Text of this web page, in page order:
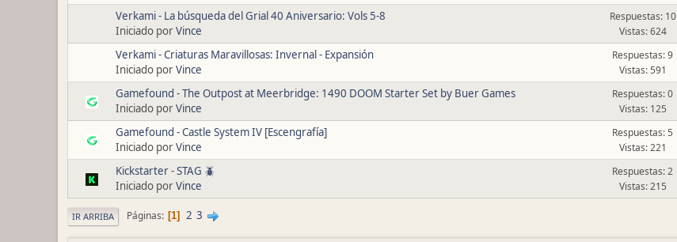
Verkami - La búsqueda del Grial 40 Aniversario: Vols 5-8
Iniciado porVince
Respuestas: 10
Vistas: 624
Verkami - Criaturas Maravillosas: Invernal - Expansión
Iniciado porVince
Respuestas: 9
Vistas: 591
Gamefound - The Outpost at Meerbridge: 1490 DOOM Starter Set by Buer Games
Iniciado porVince
Respuestas: 0
Vistas: 125
Gamefound - Castle System IV [Escengrafía]
Iniciado porVince
Respuestas: 5
Vistas: 221
Kickstarter - STAG 🪲
Iniciado porVince
Respuestas: 2
Vistas: 215
IR ARRIBA Páginas 1 2 3